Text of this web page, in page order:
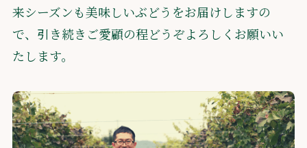
来シーズンも美味しいぶどうをお届けしますの
で、引き続きご愛顧の程どうぞよろしくお願いい
たします。